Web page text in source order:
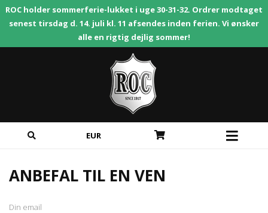
ROC holder sommerferie-lukket i uge 30-31-32. Ordrer modtaget
senest tirsdag d. 14. juli kl. 11 afsendes inden ferien. Vi ønsker
alle en rigtig dejlig sommer!
EUR
ANBEFAL TIL EN VEN
Din email